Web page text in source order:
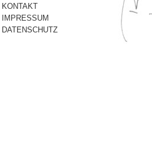
KONTAKT
IMPRESSUM
DATENSCHUTZ